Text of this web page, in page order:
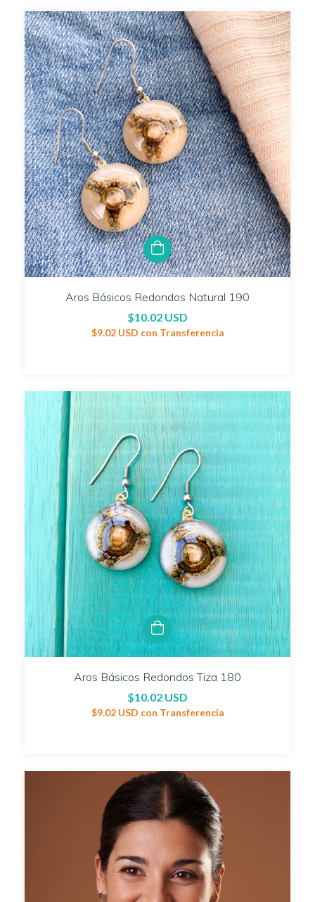
Aros Básicos Redondos Natural 190
$10.02 USD
$9.02 USD con Transferencia
Aros Básicos Redondos Tiza 180
$10.02 USD
$9.02 USD con Transferencia